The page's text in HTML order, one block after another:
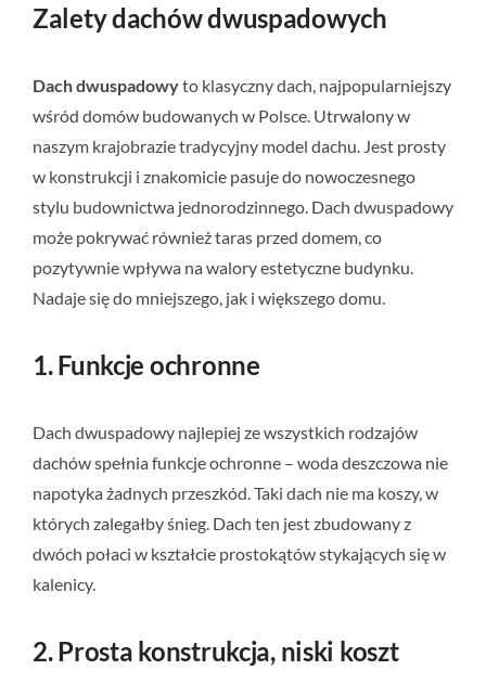
Zalety dachów dwuspadowych
Dach dwuspadowyto klasyczny dach, najpopularniejszy
wśród domów budowanych w Polsce. Utrwalony w
naszym krajobrazie tradycyjny model dachu. Jest prosty
w konstrukcji i znakomicie pasuje do nowoczesnego
stylu budownictwa jednorodzinnego. Dach dwuspadowy
może pokrywać również taras przed domem, co
pozytywnie wpływa na walory estetyczne budynku.
Nadaje się do mniejszego, jak i większego domu.
1. Funkcje ochronne
Dach dwuspadowy najlepiej ze wszystkich rodzajów
dachów spełnia funkcje ochronne – woda deszczowa nie
napotyka żadnych przeszkód. Taki dach nie ma koszy, w
których zalegałby śnieg. Dach ten jest zbudowany z
dwóch połaci w kształcie prostokątów stykających się w
kalenicy.
2. Prosta konstrukcja, niski koszt